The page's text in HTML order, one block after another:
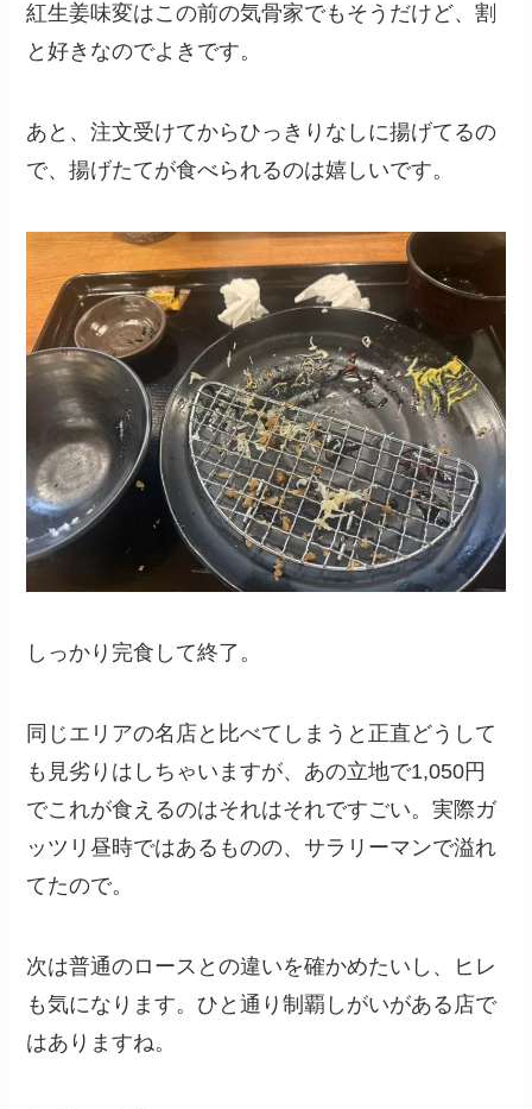
紅生姜味変はこの前の気骨家でもそうだけど、割
と好きなのでよきです。
あと、注文受けてからひっきりなしに揚げてるの
で、揚げたてが食べられるのは嬉しいです。
しっかり完食して終了。
同じエリアの名店と比べてしまうと正直どうして
も見劣りはしちゃいますが、あの立地で1,050円
でこれが食えるのはそれはそれですごい。実際ガ
ッツリ昼時ではあるものの、サラリーマンで溢れ
てたので。
次は普通のロースとの違いを確かめたいし、ヒレ
も気になります。ひと通り制覇しがいがある店で
はありますね。